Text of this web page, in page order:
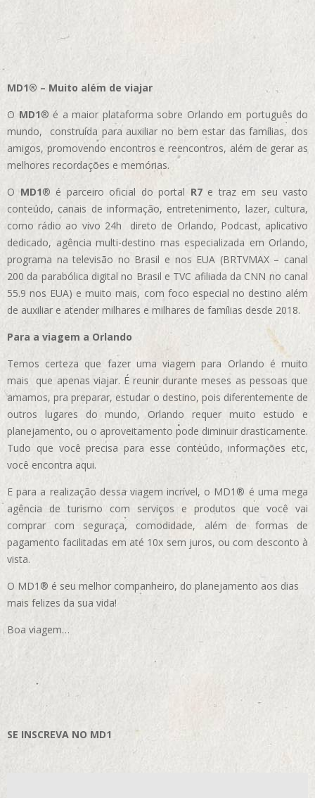
MD1® – Muito além de viajar
O MD1® é a maior plataforma sobre Orlando em português do
mundo, construída para auxiliar no bem estar das famílias, dos
amigos, promovendo encontros e reencontros, além de gerar as
melhores recordações e memórias.
OMD1® é parceiro oficial do portal R7e traz em seu vasto
conteúdo, canais de informação, entretenimento, lazer, cultura,
como rádio ao vivo 24h direto de Orlando, Podcast, aplicativo
dedicado, agência multi-destino mas especializada em Orlando,
programa na televisão no Brasil e nos EUA (BRTVMAX – canal
200 da parabólica digital no Brasil e TVC afiliada da CNN no canal
55.9 nos EUA) e muito mais, com foco especial no destino além
de auxiliar e atender milhares e milhares de famílias desde 2018.
Para a viagem a Orlando
Temos certeza que fazer uma viagem para Orlando é muito
mais que apenas viajar. É reunir durante meses as pessoas que
amamos, pra preparar, estudar o destino, pois diferentemente de
outros lugares do mundo, Orlando requer muito estudo e
planejamento, ou o aproveitamento pode diminuir drasticamente.
Tudo que você precisa para esse conteúdo, informações etc,
você encontra aqui.
E para a realização dessa viagem incrível, o MD1® é uma mega
agência de turismo com serviços e produtos que você vai
comprar com seguraça, comodidade, além de formas de
pagamento facilitadas em até 10x sem juros, ou com desconto à
vista.
O MD1® é seu melhor companheiro, do planejamento aos dias
mais felizes da sua vida!
Boa viagem…
SE INSCREVA NO MD1